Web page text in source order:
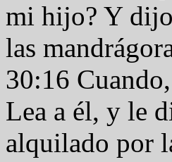
mi hijo? Y
las
30:16
Lea a él, y le
alquilado por